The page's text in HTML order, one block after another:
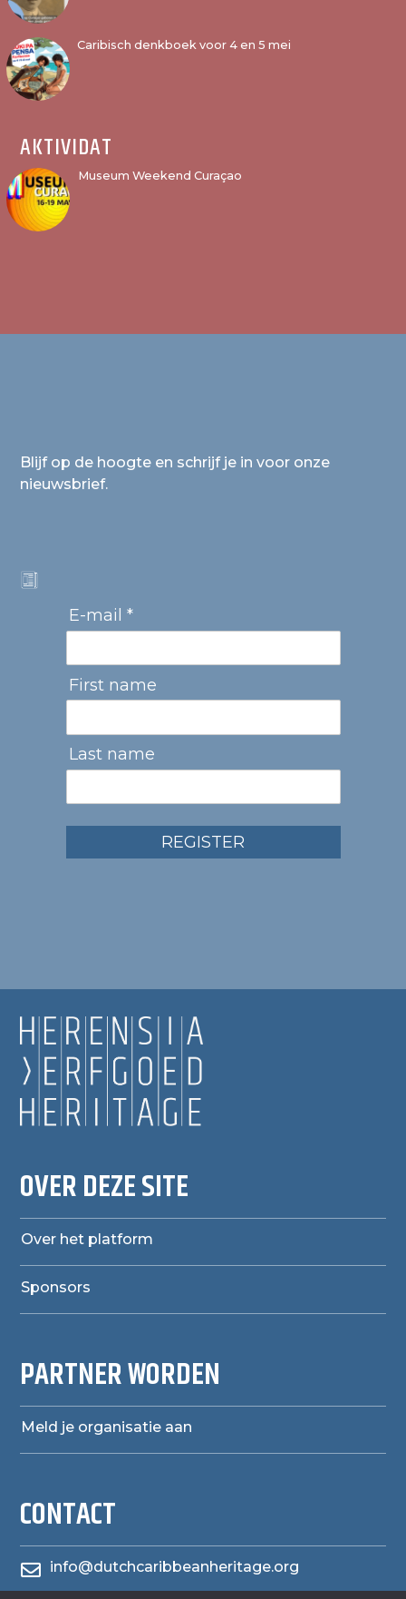
Caribisch denkboek voor 4 en 5 mei
AKTIVIDAT
Museum Weekend Curaçao
Blijf op de hoogte en schrijf je in voor onze
nieuwsbrief.
E-mail *
First name
Last name
REGISTER
OVER DEZE SITE
Over het platform
Sponsors
PARTNER WORDEN
Meld je organisatie aan
CONTACT
 info@dutchcaribbeanheritage.org